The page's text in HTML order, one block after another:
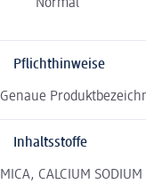
Normal
Pflichthinweise
Genaue
Inhaltsstoffe
MICA, CALCIUM SODIUM